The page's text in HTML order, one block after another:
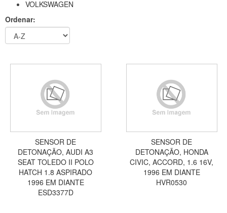
VOLKSWAGEN
Ordenar:
SENSOR DE
DETONAÇÃO, AUDI A3
SEAT TOLEDO II POLO
HATCH 1.8 ASPIRADO
1996 EM DIANTE
ESD3377D
SENSOR DE
DETONAÇÃO, HONDA
CIVIC, ACCORD, 1.6 16V,
1996 EM DIANTE
HVR0530